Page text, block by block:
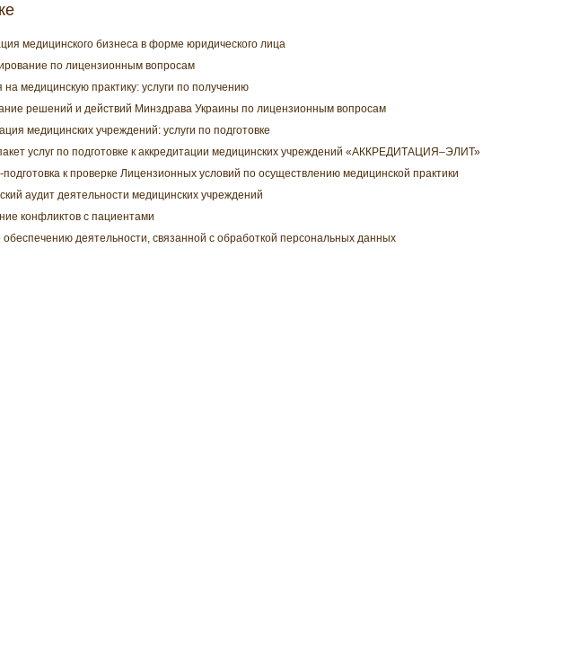
медицинского бизнеса в форме юридического лица
по лицензионным вопросам
на медицинскую практику: услуги по получению
решений и действий Минздрава Украины по лицензионным вопросам
медицинских учреждений: услуги по подготовке
услуг по подготовке к аккредитации медицинских учреждений «АККРЕДИТАЦИЯ–ЭЛИТ»
подготовка к проверке Лицензионных условий по осуществлению медицинской практики
аудит деятельности медицинских учреждений
конфликтов с пациентами
обеспечению деятельности, связанной с обработкой персональных данных